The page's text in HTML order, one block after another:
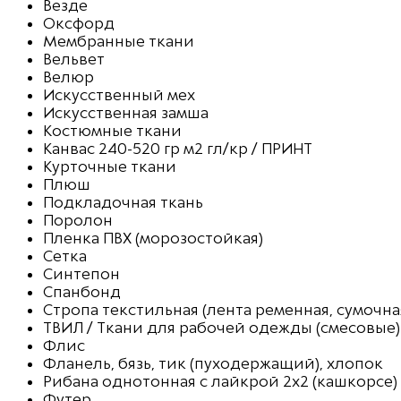
Везде
Оксфорд
Мембранные ткани
Вельвет
Велюр
Искусственный мех
Искусственная замша
Костюмные ткани
Канвас 240-520 гр м2 гл/кр / ПРИНТ
Курточные ткани
Плюш
Подкладочная ткань
Поролон
Пленка ПВХ (морозостойкая)
Сетка
Синтепон
Спанбонд
Стропа текстильная (лента ременная,
ТВИЛ / Ткани для рабочей одежды (смесовые)
Флис
Фланель, бязь, тик (пуходержащий), хлопок
Рибана однотонная с лайкрой 2х2 (кашкорсе)